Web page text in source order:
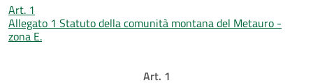
Art. 1
Allegato 1 Statuto della comunità montana del Metauro -
zona E.
Art. 1